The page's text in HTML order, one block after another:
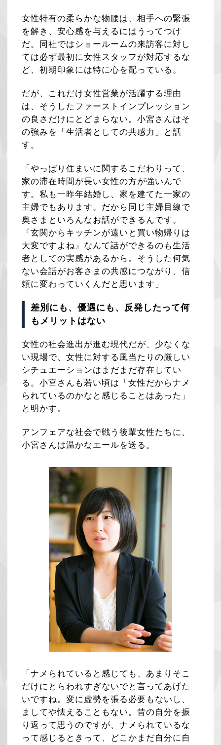
女性特有の柔らかな物腰は、相手への緊張
を解き、安心感を与えるにはうってつけ
だ。同社ではショールームの来訪客に対し
ては必ず最初に女性スタッフが対応するな
ど、初期印象には特に心を配っている。
だが、これだけ女性営業が活躍する理由
は、そうしたファーストインプレッション
の良さだけにとどまらない。小宮さんはそ
の強みを「生活者としての共感力」と話
す。
「やっぱり住まいに関するこだわりって、
家の滞在時間が長い女性の方が強いんで
す。私も一昨年結婚し、家を建てた一家の
主婦でもあります。だから同じ主婦目線で
奥さまといろんなお話ができるんです。
『玄関からキッチンが遠いと買い物帰りは
大変ですよね』なんて話ができるのも生活
者としての実感があるから。そうした何気
ない会話がお客さまの共感につながり、信
頼に変わっていくんだと思います」
差別にも、優遇にも、反発したって何
もメリットはない
女性の社会進出が進む現代だが、少なくな
い現場で、女性に対する風当たりの厳しい
シチュエーションはまだまだ存在してい
る。小宮さんも若い頃は「女性だからナメ
られているのかなと感じることはあった」
と明かす。
アンフェアな社会で戦う後輩女性たちに、
小宮さんは温かなエールを送る。
「ナメられていると感じても、あまりそこ
だけにとらわれすぎないでと言ってあげた
いですね。変に虚勢を張る必要もないし、
ましてや怯えることもない。昔の自分を振
り返って思うのですが、ナメられているな
って感じるときって、どこかまだ自分に自